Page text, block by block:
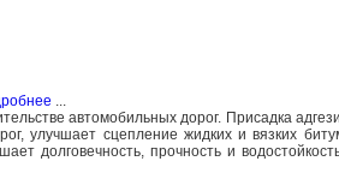
...
автомобильных дорог. Присадка
улучшает сцепление жидких и вязких
долговечность, прочность и